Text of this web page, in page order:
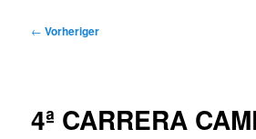
Beitragsnavigation
← Vorheriger
4ª CARRERA